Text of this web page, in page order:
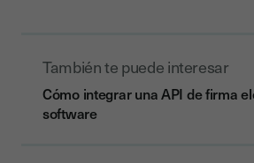
También te puede interesar
Cómo integrar una API de firma
software